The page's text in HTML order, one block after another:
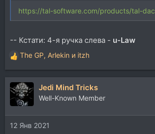
https://tal-software.com/products/tal-dac
-- Кстати: 4-я ручка слева - u-Law
Р
е
а
к
ц
и
и
:
The GP, Arlekin и itzh
Jedi Mind Tricks
Well-Known Member
12 Янв 2021